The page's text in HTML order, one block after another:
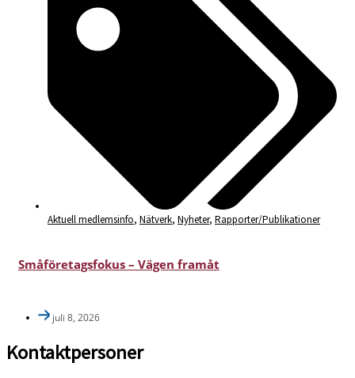
Aktuell medlemsinfo, Nätverk, Nyheter, Rapporter/Publikationer
Småföretagsfokus – Vägen framåt
juli 8, 2026
Kontaktpersoner